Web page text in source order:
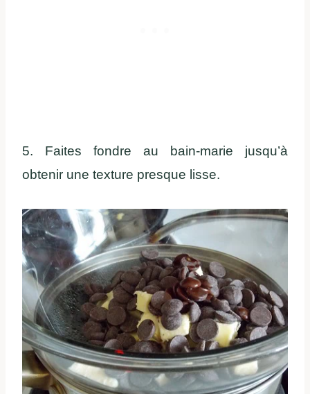
5. Faites fondre au bain-marie jusqu’à
obtenir une texture presque lisse.